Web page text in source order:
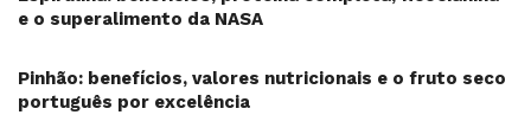
e o superalimento da NASA
Pinhão: benefícios, valores nutricionais e o fruto seco
português por excelência